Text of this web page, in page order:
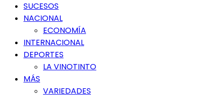
SUCESOS
NACIONAL
ECONOMÍA
INTERNACIONAL
DEPORTES
LA VINOTINTO
MÁS
VARIEDADES